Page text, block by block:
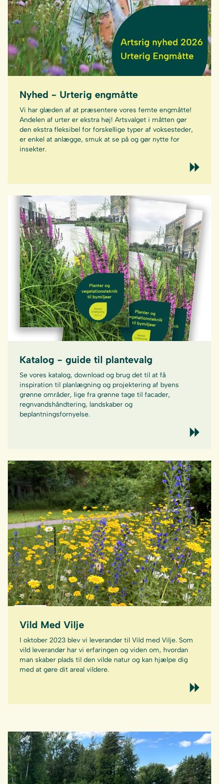
Nyhed - Urterig engmåtte
Vi har glæden af at præsentere vores femte engmåtte!
Andelen af urter er ekstra høj! Artsvalget i måtten gør
den ekstra fleksibel for forskellige typer af voksesteder,
er enkel at anlægge, smuk at se på og gør nytte for
insekter.
Katalog - guide til plantevalg
Se vores katalog, download og brug det til at få
inspiration til planlægning og projektering af byens
grønne områder, lige fra grønne tage til facader,
regnvandshåndtering, landskaber og
beplantningsfornyelse.
Vild Med Vilje
I oktober 2023 blev vi leverandør til Vild med Vilje. Som
vild leverandør har vi erfaringen og viden om, hvordan
man skaber plads til den vilde natur og kan hjælpe dig
med at gøre dit areal vildere.